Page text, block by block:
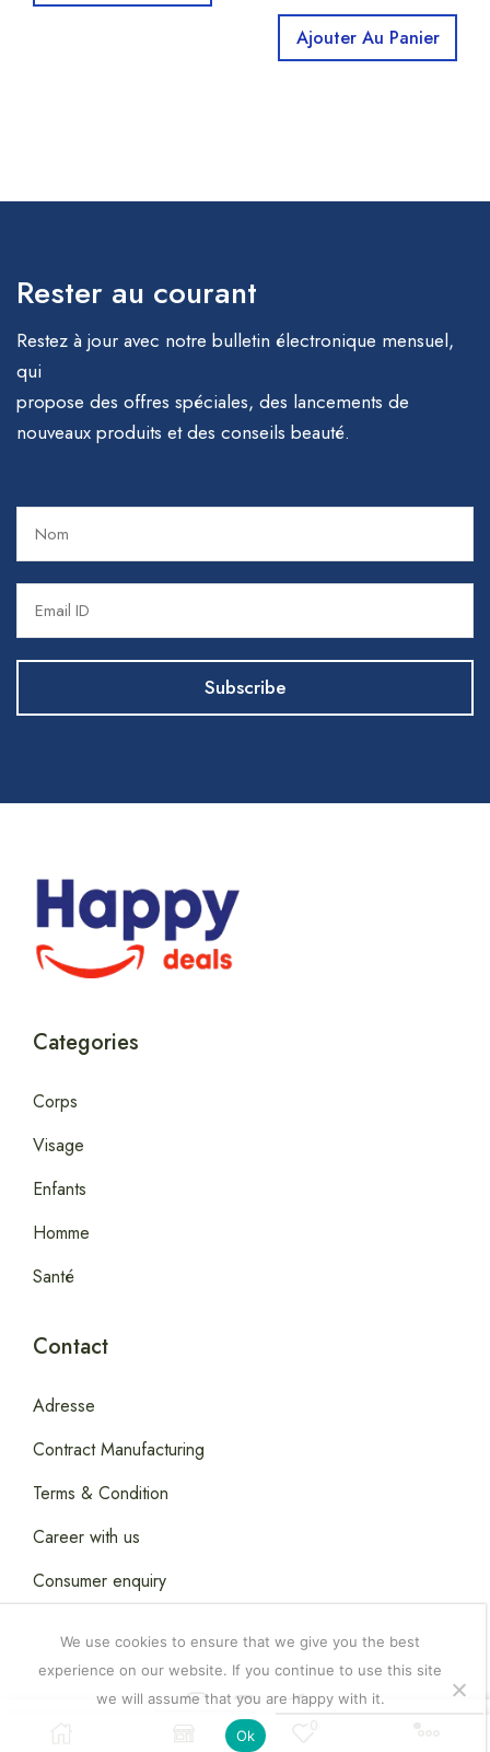
Ajouter Au Panier
Rester au courant
Restez à jour avec notre bulletin électronique mensuel,
qui
propose des offres spéciales, des lancements de
nouveaux produits et des conseils beauté.
Categories
Corps
Visage
Enfants
Homme
Santé
Contact
Adresse
Contract Manufacturing
Terms & Condition
Career with us
Consumer enquiry
Copyright © 2026Happydealsdakar
We use cookies to ensure that we give you the best
experience on our website. If you continue to use this site
we will assume that you are happy with it.
Ok